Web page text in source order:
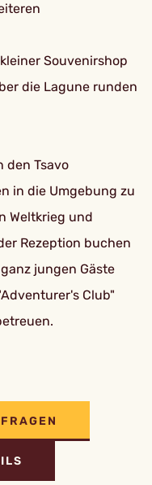
Souvenirshop
die Lagune runden
den Tsavo
in die Umgebung zu
Weltkrieg und
Rezeption buchen
jungen Gäste
Club"